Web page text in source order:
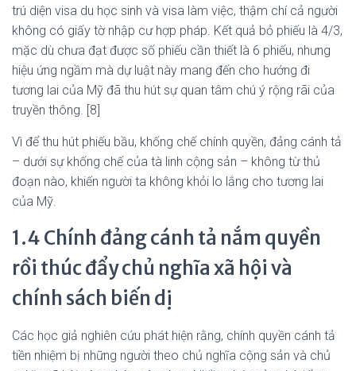
trú diện visa du học sinh và visa làm việc, thậm chí cả người
không có giấy tờ nhập cư hợp pháp. Kết quả bỏ phiếu là 4/3,
mặc dù chưa đạt được số phiếu cần thiết là 6 phiếu, nhưng
hiệu ứng ngầm mà dự luật này mang đến cho hướng đi
tương lai của Mỹ đã thu hút sự quan tâm chú ý rộng rãi của
truyền thông. [8]
Vì để thu hút phiếu bầu, khống chế chính quyền, đảng cánh tả
– dưới sự khống chế của tà linh cộng sản – không từ thủ
đoạn nào, khiến người ta không khỏi lo lắng cho tương lai
của Mỹ.
1.4 Chính đảng cánh tả nắm quyền
rồi thúc đẩy chủ nghĩa xã hội và
chính sách biến dị
Các học giả nghiên cứu phát hiện rằng, chính quyền cánh tả
tiền nhiệm bị những người theo chủ nghĩa cộng sản và chủ